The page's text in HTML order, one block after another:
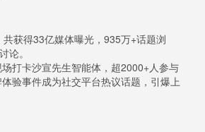
获得33亿媒体曝光，935万+话题浏
论。
打卡沙宣先生智能体，超2000+人参与
验事件成为社交平台热议话题，引爆上